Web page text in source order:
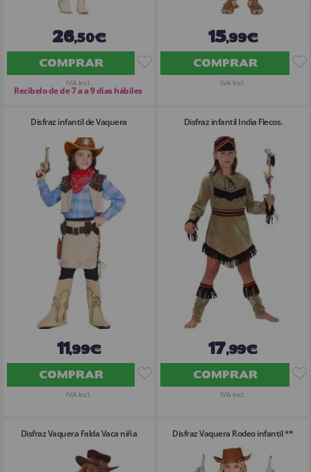
26,50€
COMPRAR
IVA Incl.
Recíbelo de de 7 a a 9 días hábiles
15,99€
COMPRAR
IVA Incl.
Disfraz infantil de Vaquera
11,99€
COMPRAR
IVA Incl.
Disfraz infantil India Flecos.
17,99€
COMPRAR
IVA Incl.
Disfraz Vaquera Falda Vaca niña Disfraz Vaquera Rodeo infantil **